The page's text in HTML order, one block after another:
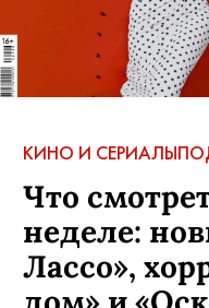
КИНО И СЕРИАЛЫ
Что
неделе:
Лассо»,